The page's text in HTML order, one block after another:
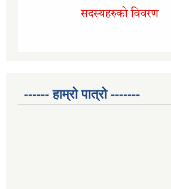
------ हाम्रो पात्रो -------